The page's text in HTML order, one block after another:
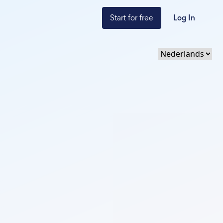
Start for free Log In